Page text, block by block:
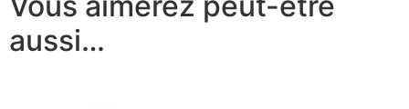
aussi…